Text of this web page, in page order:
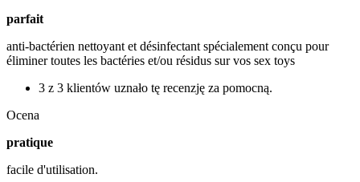
parfait
anti-bactérien nettoyant et désinfectant spécialement conçu pour
éliminer toutes les bactéries et/ou résidus sur vos sex toys
3 z 3 klientów uznało tę recenzję za pomocną.
Ocena
pratique
facile d'utilisation.